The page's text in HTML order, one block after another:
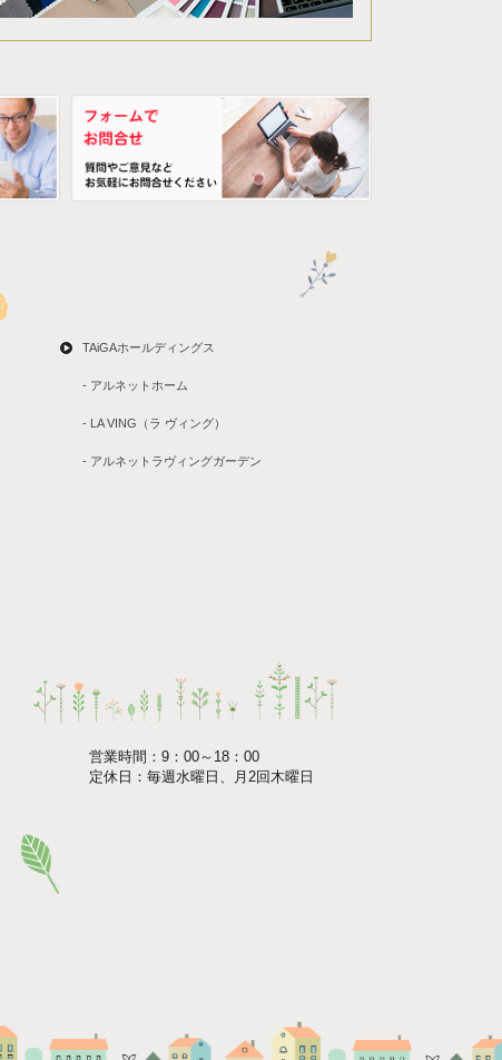
TAiGAホールディングス
- アルネットホーム
- LA VING（ラ ヴィング）
- アルネットラヴィングガーデン
営業時間：9：00～18：00
定休日：毎週水曜日、月2回木曜日